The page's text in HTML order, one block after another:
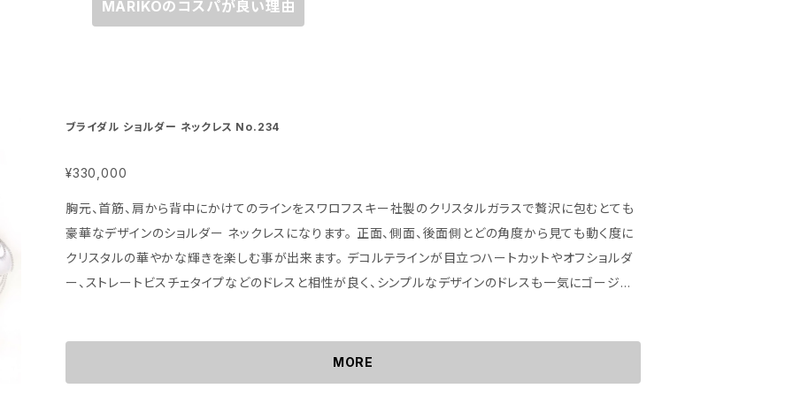
MARIKOのコスパが良い理由
ブライダル ショルダー ネックレス No.234
¥330,000
胸元、首筋、肩から背中にかけてのラインをスワロフスキー社製のクリスタルガラスで贅沢に包むとても
豪華なデザインのショルダー ネックレスになります。 正面、側面、後面側とどの角度から見ても動く度に
クリスタルの華やかな輝きを楽しむ事が出来ます。 デコルテラインが目立つハートカットやオフショルダ
ー、ストレートビスチェタイプなどのドレスと相性が良く、シンプルなデザインのドレスも一気にゴージャ
MORE